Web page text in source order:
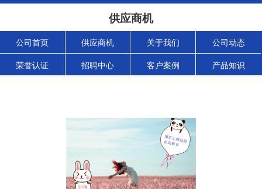
供应商机
公司首页 供应商机 关于我们 公司动态
荣誉认证 招聘中心 客户案例 产品知识